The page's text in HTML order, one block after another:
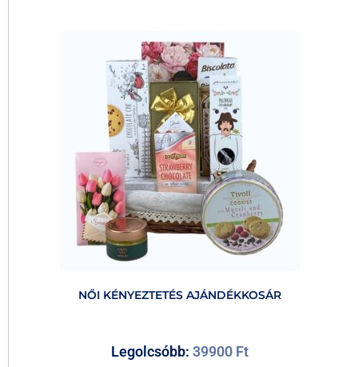
NŐI KÉNYEZTETÉS AJÁNDÉKKOSÁR
Legolcsóbb: 39900 Ft